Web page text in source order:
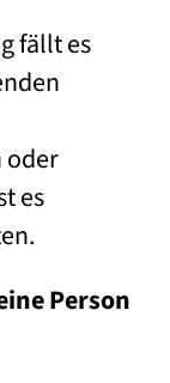
fällt es
oder
es
Person